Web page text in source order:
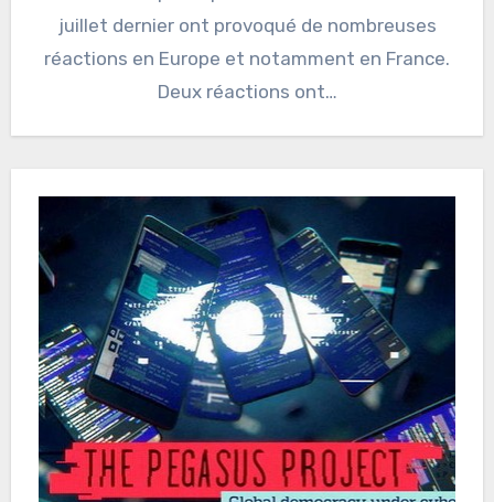
juillet dernier ont provoqué de nombreuses
réactions en Europe et notamment en France.
Deux réactions ont…